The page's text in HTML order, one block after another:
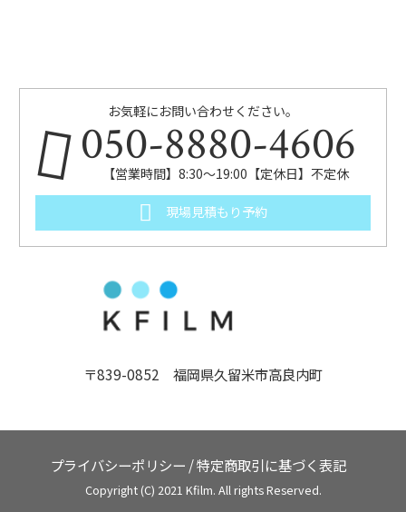
お気軽にお問い合わせください。
050-8880-4606
【営業時間】8:30～19:00【定休日】不定休
現場見積もり予約
〒839-0852 福岡県久留米市高良内町
プライバシーポリシー /特定商取引に基づく表記
Copyright (C) 2021 Kfilm. All rights Reserved.